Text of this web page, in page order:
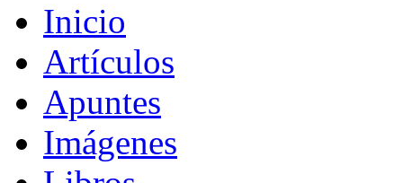
Inicio
Artículos
Apuntes
Imágenes